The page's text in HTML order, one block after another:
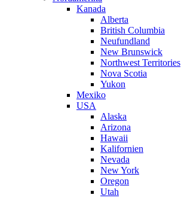
Kanada
Alberta
British Columbia
Neufundland
New Brunswick
Northwest Territories
Nova Scotia
Yukon
Mexiko
USA
Alaska
Arizona
Hawaii
Kalifornien
Nevada
New York
Oregon
Utah